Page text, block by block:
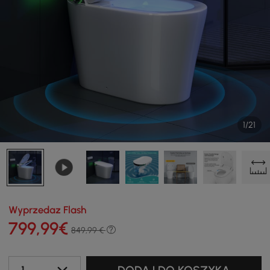
1/21
Wyprzedaz Flash
799,99€ 849,99 €